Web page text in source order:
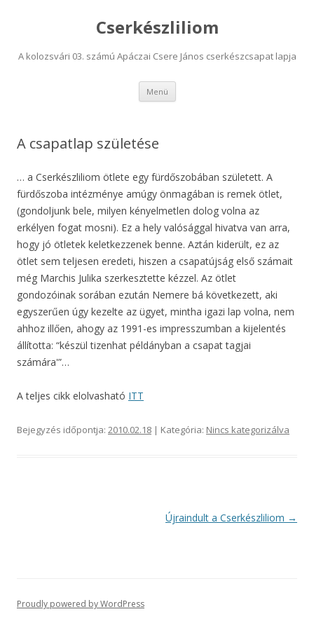
Cserkészliliom
A kolozsvári 03. számú Apáczai Csere János cserkészcsapat lapja
Menü Kilépés
tartalomba
A csapatlap születése
… a Cserkészliliom ötlete egy fürdőszobában született. A
fürdőszoba intézménye amúgy önmagában is remek ötlet,
(gondoljunk bele, milyen kényelmetlen dolog volna az
erkélyen fogat mosni). Ez a hely valósággal hivatva van arra,
hogy jó ötletek keletkezzenek benne. Aztán kiderült, ez az
ötlet sem teljesen eredeti, hiszen a csapatújság első számait
még Marchis Julika szerkesztette kézzel. Az ötlet
gondozóinak sorában ezután Nemere bá következett, aki
egyszerűen úgy kezelte az ügyet, mintha igazi lap volna, nem
ahhoz illően, ahogy az 1991-es impresszumban a kijelentés
állította: “készül tizenhat példányban a csapat tagjai
számára'”…
A teljes cikk elolvasható ITT
Bejegyzés időpontja: 2010.02.18 | Kategória: Nincs kategorizálva
Újraindult a Cserkészliliom →
Proudly powered by WordPress